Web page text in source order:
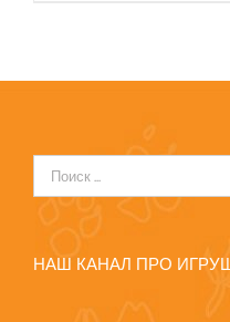
Результат
поиска:
НАШ КАНАЛ ПРО